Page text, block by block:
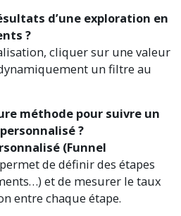
d’une exploration en
?
cliquer sur une valeur
un filtre au
méthode pour suivre un
?
(Funnel
de définir des étapes
et de mesurer le taux
entre chaque étape.